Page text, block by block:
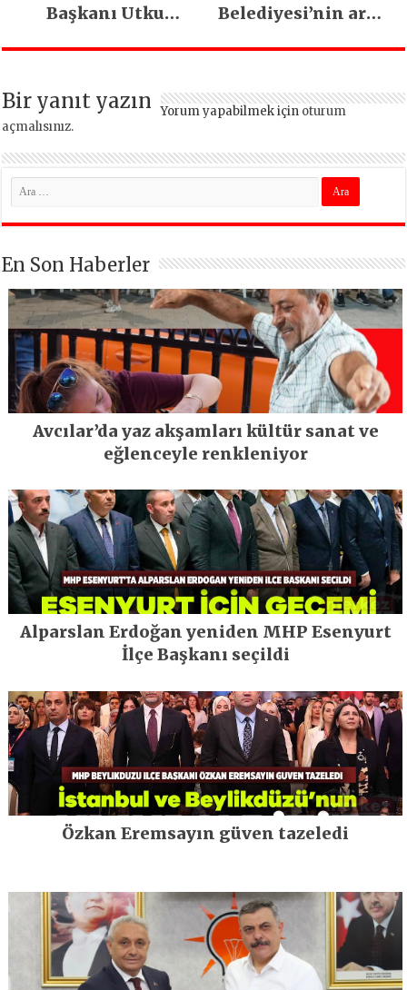
Başkanı Utku
Belediyesi’nin araç
Bir yanıt yazın Yorum yapabilmek için oturum
açmalısınız.
En Son Haberler
Avcılar’da yaz akşamları kültür sanat ve
eğlenceyle renkleniyor
Alparslan Erdoğan yeniden MHP Esenyurt
İlçe Başkanı seçildi
Özkan Eremsayın güven tazeledi